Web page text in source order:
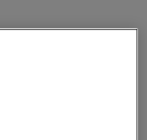
paisajes... Y
mejores invitados. Y